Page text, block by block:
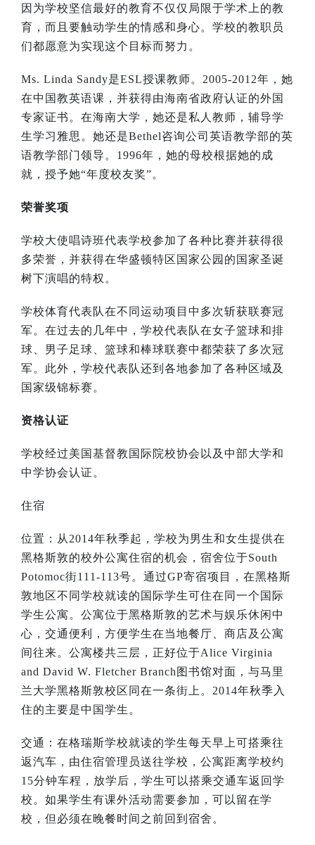
因为学校坚信最好的教育不仅仅局限于学术上的教
育，而且要触动学生的情感和身心。学校的教职员
们都愿意为实现这个目标而努力。
Ms. Linda Sandy是ESL授课教师。 2005-2012年，她
在中国教英语课，并获得由海南省政府认证的外国
专家证书。在海南大学，她还是私人教师，辅导学
生学习雅思。她还是Bethel咨询公司英语教学部的英
语教学部门领导。 1996年，她的母校根据她的成
就，授予她“年度校友奖”。
荣誉奖项
学校大使唱诗班代表学校参加了各种比赛并获得很
多荣誉，并获得在华盛顿特区国家公园的国家圣诞
树下演唱的特权。
学校体育代表队在不同运动项目中多次斩获联赛冠
军。在过去的几年中，学校代表队在女子篮球和排
球、男子足球、篮球和棒球联赛中都荣获了多次冠
军。此外，学校代表队还到各地参加了各种区域及
国家级锦标赛。
资格认证
学校经过美国基督教国际院校协会以及中部大学和
中学协会认证。
住宿
位置：从 2014年秋季起，学校为男生和女生提供在
黑格斯敦的校外公寓住宿的机会，宿舍位于South
Potomoc街111-113号。通过GP寄宿项目，在黑格斯
敦地区不同学校就读的国际学生可住在同一个国际
学生公寓。公寓位于黑格斯敦的艺术与娱乐休闲中
心，交通便利，方便学生在当地餐厅、商店及公寓
间往来。公寓楼共三层，正好位于Alice Virginia
and David W. Fletcher Branch 图书馆对面，与马里
兰大学黑格斯敦校区同在一条街上。 2014年秋季入
住的主要是中国学生。
交通：在格瑞斯学校就读的学生每天早上可搭乘往
返汽车，由住宿管理员送往学校，公寓距离学校约
15分钟车程，放学后，学生可以搭乘交通车返回学
校。如果学生有课外活动需要参加，可以留在学
校，但必须在晚餐时间之前回到宿舍。